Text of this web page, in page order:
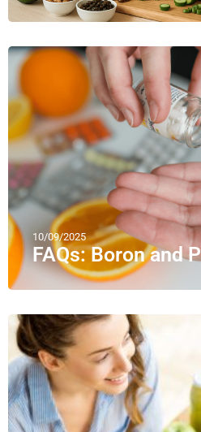
10/09/2025
FAQs: Boron and